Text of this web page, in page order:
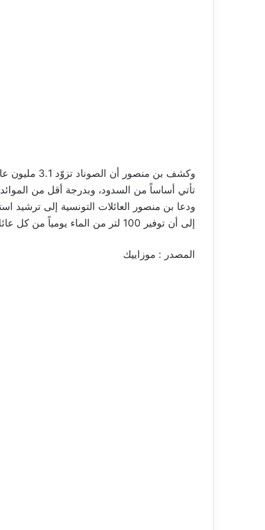
تأتي أساساً من السدود، وبدرجة أقل من الموائد
ودعا بن منصور العائلات التونسية إلى ترشيد
إلى أن توفير 100 لتر من الماء يومياً من كل عائلة يعني توفير 30 مليون متر مكعب للمجموعة الوطنية.
المصدر : موزاييك